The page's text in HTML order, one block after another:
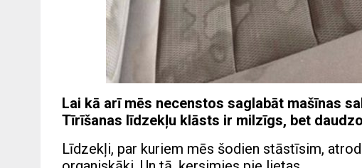
Lai kā arī mēs necenstos saglabāt mašīnas
Tīrīšanas līdzekļu klāsts ir milzīgs, bet
Līdzekļi, par kuriem mēs šodien stāstīsim,